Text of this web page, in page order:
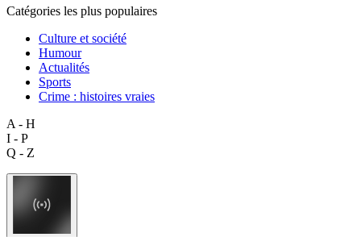
Catégories les plus populaires
Culture et société
Humour
Actualités
Sports
Crime : histoires vraies
A - H
I - P
Q - Z